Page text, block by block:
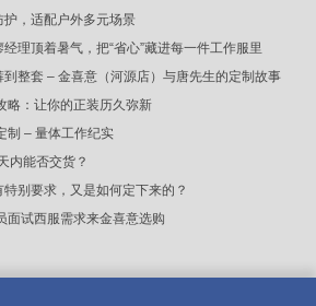
，适配户外多元场景
理顶着暑气，把“省心”藏进每一件工作服里
整套 – 金喜意（河源店）与唐先生的定制故事
略：让你的正装历久弥新
制 – 量体工作纪实
内能否交货？
别要求，又是如何定下来的？
面试西服需求来金喜意选购